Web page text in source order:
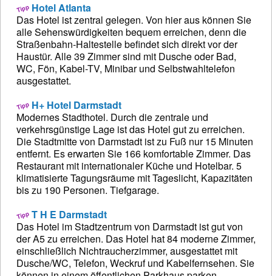
Hotel Atlanta
Das Hotel ist zentral gelegen. Von hier aus können Sie
alle Sehenswürdigkeiten bequem erreichen, denn die
Straßenbahn-Haltestelle befindet sich direkt vor der
Haustür. Alle 39 Zimmer sind mit Dusche oder Bad,
WC, Fön, Kabel-TV, Minibar und Selbstwahltelefon
ausgestattet.
H+ Hotel Darmstadt
Modernes Stadthotel. Durch die zentrale und
verkehrsgünstige Lage ist das Hotel gut zu erreichen.
Die Stadtmitte von Darmstadt ist zu Fuß nur 15 Minuten
entfernt. Es erwarten Sie 166 komfortable Zimmer. Das
Restaurant mit internationaler Küche und Hotelbar. 5
klimatisierte Tagungsräume mit Tageslicht, Kapazitäten
bis zu 190 Personen. Tiefgarage.
T H E Darmstadt
Das Hotel im Stadtzentrum von Darmstadt ist gut von
der A5 zu erreichen. Das Hotel hat 84 moderne Zimmer,
einschließlich Nichtraucherzimmer, ausgestattet mit
Dusche/WC, Telefon, Weckruf und Kabelfernsehen. Sie